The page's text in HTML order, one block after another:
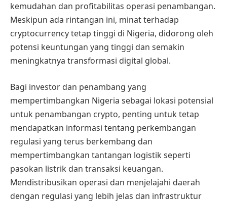
kemudahan dan profitabilitas operasi penambangan.
Meskipun ada rintangan ini, minat terhadap
cryptocurrency tetap tinggi di Nigeria, didorong oleh
potensi keuntungan yang tinggi dan semakin
meningkatnya transformasi digital global.
Bagi investor dan penambang yang
mempertimbangkan Nigeria sebagai lokasi potensial
untuk penambangan crypto, penting untuk tetap
mendapatkan informasi tentang perkembangan
regulasi yang terus berkembang dan
mempertimbangkan tantangan logistik seperti
pasokan listrik dan transaksi keuangan.
Mendistribusikan operasi dan menjelajahi daerah
dengan regulasi yang lebih jelas dan infrastruktur